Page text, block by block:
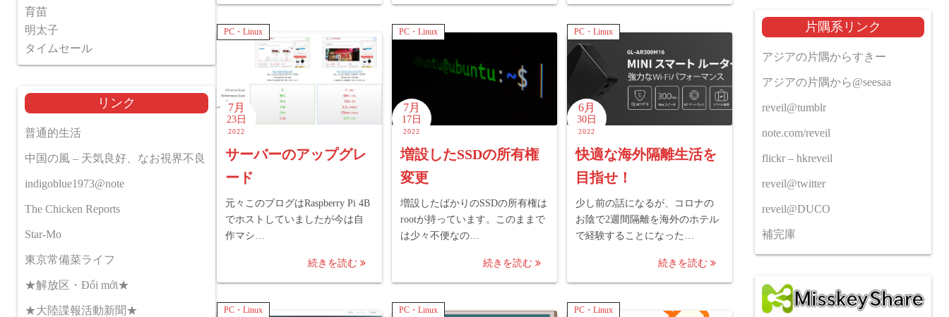
PC・Linux
7月
23日
2022
サーバーのアップグレ
ード
元々このブログはRaspberry Pi 4B
でホストしていましたが今は自
作マシ…
続きを読む
PC・Linux
7月
17日
2022
増設したSSDの所有権
変更
増設したばかりのSSDの所有権は
rootが持っています。このままで
は少々不便なの…
続きを読む
PC・Linux
6月
30日
2022
快適な海外隔離生活を
目指せ！
少し前の話になるが、コロナの
お陰で2週間隔離を海外のホテル
で経験することになった…
続きを読む
PC・Linux PC・Linux PC・Linux
育苗
明太子
タイムセール
リンク
普通的生活
中国の風 – 天気良好、なお視界不良
indigoblue1973@note
The Chicken Reports
Star-Mo
東京常備菜ライフ
★解放区・Đổi mới★
★大陸諜報活動新聞★
片隅系リンク
アジアの片隅からすきー
アジアの片隅から@seesaa
reveil@tumblr
note.com/reveil
flickr – hkreveil
reveil@twitter
reveil@DUCO
補完庫